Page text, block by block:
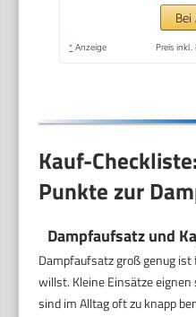
Bei
* Anzeige Preis inkl.
Kauf-
Punkte zur
Dampfaufsatz und
Dampfaufsatz groß genug ist
willst. Kleine Einsätze
sind im Alltag oft zu knapp